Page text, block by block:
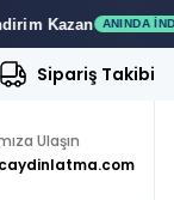
İNDIRIM
Sipariş Takibi
Ulaşın